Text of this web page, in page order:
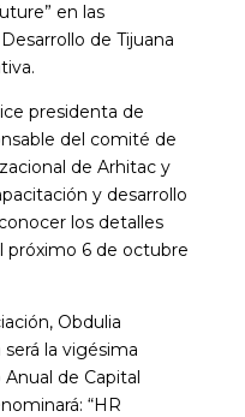
en las
de Tijuana
presidenta de
del comité de
de Arhitac y
y desarrollo
los detalles
próximo 6 de octubre
Obdulia
la vigésima
de Capital
“HR